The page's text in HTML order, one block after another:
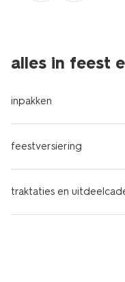
alles in feest
inpakken
feestversiering
traktaties en